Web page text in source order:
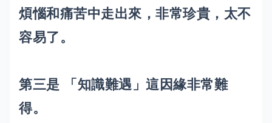
煩惱和痛苦中走出來，非常珍貴，太不
容易了。
第三是 「知識難遇」這因緣非常難
得。